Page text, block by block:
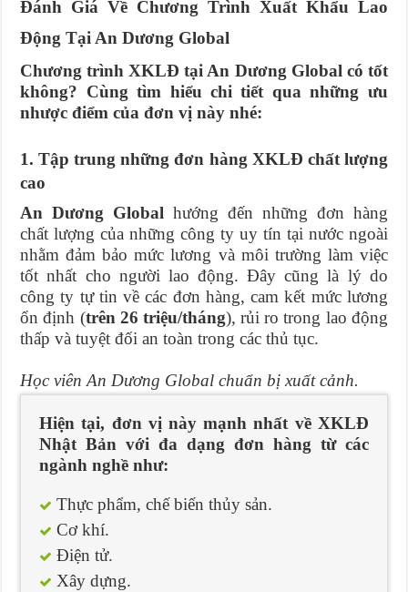
Đánh Giá Về Chương Trình Xuất Khẩu Lao
Động Tại An Dương Global
Chương trình XKLĐ tại An Dương Global có tốt
không? Cùng tìm hiểu chi tiết qua những ưu
nhược điểm của đơn vị này nhé:
1. Tập trung những đơn hàng XKLĐ chất lượng
cao
An Dương Global hướng đến những đơn hàng
chất lượng của những công ty uy tín tại nước ngoài
nhằm đảm bảo mức lương và môi trường làm việc
tốt nhất cho người lao động. Đây cũng là lý do
công ty tự tin về các đơn hàng, cam kết mức lương
ổn định (trên 26 triệu/tháng), rủi ro trong lao động
thấp và tuyệt đối an toàn trong các thủ tục.
Học viên An Dương Global chuẩn bị xuất cảnh.
Hiện tại, đơn vị này mạnh nhất về XKLĐ
Nhật Bản với đa dạng đơn hàng từ các
ngành nghề như:
Thực phẩm, chế biến thủy sản.
Cơ khí.
Điện tử.
Xây dựng.